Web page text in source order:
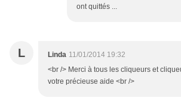
ont quittés ...
L Linda 11/01/2014 19:32
<br /> Merci à tous les cliqueurs et
votre précieuse aide <br />